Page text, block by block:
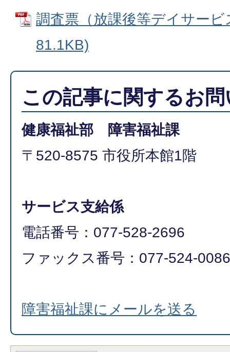
調査票（放課後等デイサー
81.1KB)
この記事に関するお
健康福祉部 障害福祉課
〒520-8575 市役所本館1階
サービス支給係
電話番号：077-528-2696
ファックス番号：077-524-0086
障害福祉課にメールを送る